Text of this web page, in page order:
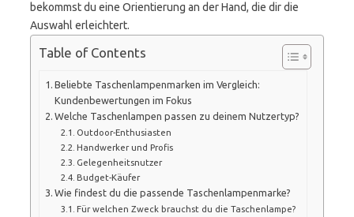
bekommst du eine Orientierung an der Hand, die dir die
Auswahl erleichtert.
Table of Contents
Beliebte Taschenlampenmarken im Vergleich:
Kundenbewertungen im Fokus
Welche Taschenlampen passen zu deinem Nutzertyp?
Outdoor-Enthusiasten
Handwerker und Profis
Gelegenheitsnutzer
Budget-Käufer
Wie findest du die passende Taschenlampenmarke?
Für welchen Zweck brauchst du die Taschenlampe?